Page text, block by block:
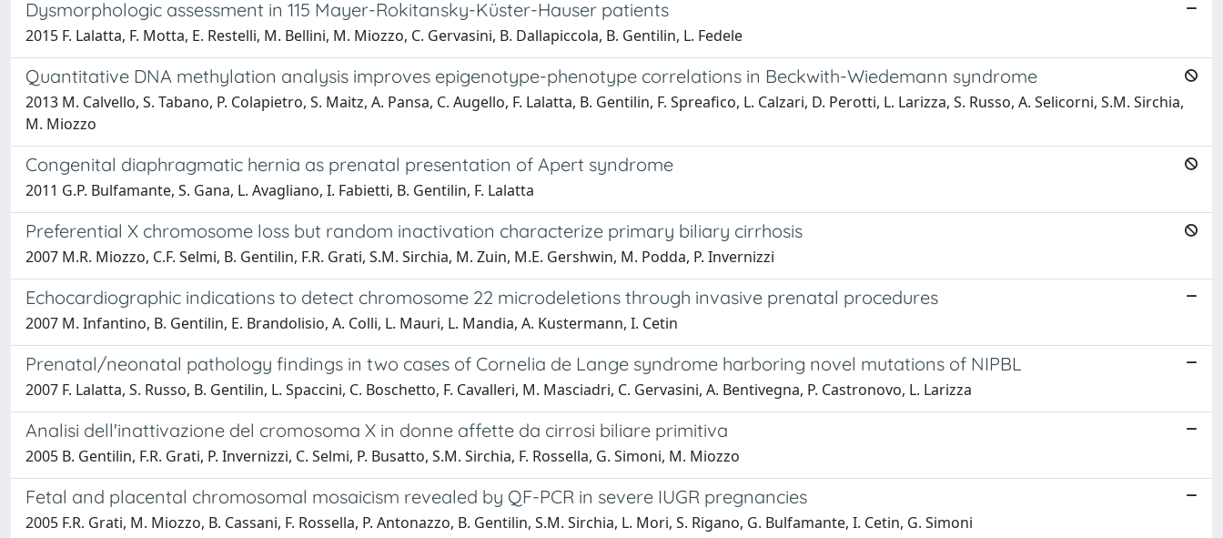
Dysmorphologic assessment in 115 Mayer-Rokitansky-Küster-Hauser patients
2015 F. Lalatta, F. Motta, E. Restelli, M. Bellini, M. Miozzo, C. Gervasini, B. Dallapiccola, B. Gentilin, L. Fedele
Quantitative DNA methylation analysis improves epigenotype-phenotype correlations in Beckwith-Wiedemann syndrome
2013 M. Calvello, S. Tabano, P. Colapietro, S. Maitz, A. Pansa, C. Augello, F. Lalatta, B. Gentilin, F. Spreafico, L. Calzari, D. Perotti, L. Larizza, S. Russo, A. Selicorni, S.M. Sirchia,
M. Miozzo
Congenital diaphragmatic hernia as prenatal presentation of Apert syndrome
2011 G.P. Bulfamante, S. Gana, L. Avagliano, I. Fabietti, B. Gentilin, F. Lalatta
Preferential X chromosome loss but random inactivation characterize primary biliary cirrhosis
2007 M.R. Miozzo, C.F. Selmi, B. Gentilin, F.R. Grati, S.M. Sirchia, M. Zuin, M.E. Gershwin, M. Podda, P. Invernizzi
Echocardiographic indications to detect chromosome 22 microdeletions through invasive prenatal procedures
2007 M. Infantino, B. Gentilin, E. Brandolisio, A. Colli, L. Mauri, L. Mandia, A. Kustermann, I. Cetin
Prenatal/neonatal pathology findings in two cases of Cornelia de Lange syndrome harboring novel mutations of NIPBL
2007 F. Lalatta, S. Russo, B. Gentilin, L. Spaccini, C. Boschetto, F. Cavalleri, M. Masciadri, C. Gervasini, A. Bentivegna, P. Castronovo, L. Larizza
Analisi dell'inattivazione del cromosoma X in donne affette da cirrosi biliare primitiva
2005 B. Gentilin, F.R. Grati, P. Invernizzi, C. Selmi, P. Busatto, S.M. Sirchia, F. Rossella, G. Simoni, M. Miozzo
Fetal and placental chromosomal mosaicism revealed by QF-PCR in severe IUGR pregnancies
2005 F.R. Grati, M. Miozzo, B. Cassani, F. Rossella, P. Antonazzo, B. Gentilin, S.M. Sirchia, L. Mori, S. Rigano, G. Bulfamante, I. Cetin, G. Simoni